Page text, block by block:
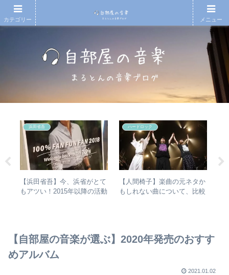
浜田省吾
【浜田省吾】今、浜省がとて
もアツい！2015年以降の活動
ハードロック
【人間椅子】楽曲の元ネタか
もしれない曲について、比較
【自部屋の音楽が選ぶ】2020年発売のおすす
めアルバム
2021.01.02
カテゴリー メニュー